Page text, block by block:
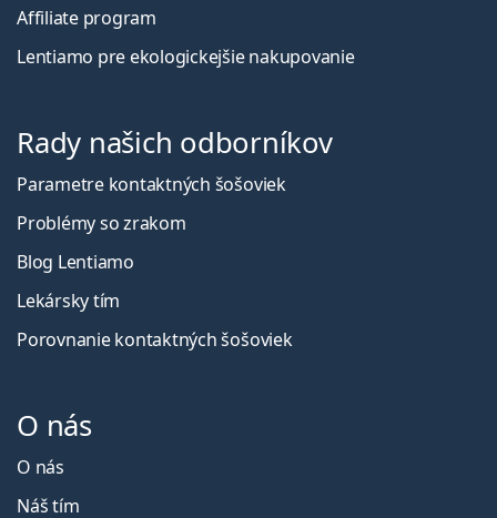
Affiliate program
Lentiamo pre ekologickejšie nakupovanie
Rady našich odborníkov
Parametre kontaktných šošoviek
Problémy so zrakom
Blog Lentiamo
Lekársky tím
Porovnanie kontaktných šošoviek
O nás
O nás
Náš tím